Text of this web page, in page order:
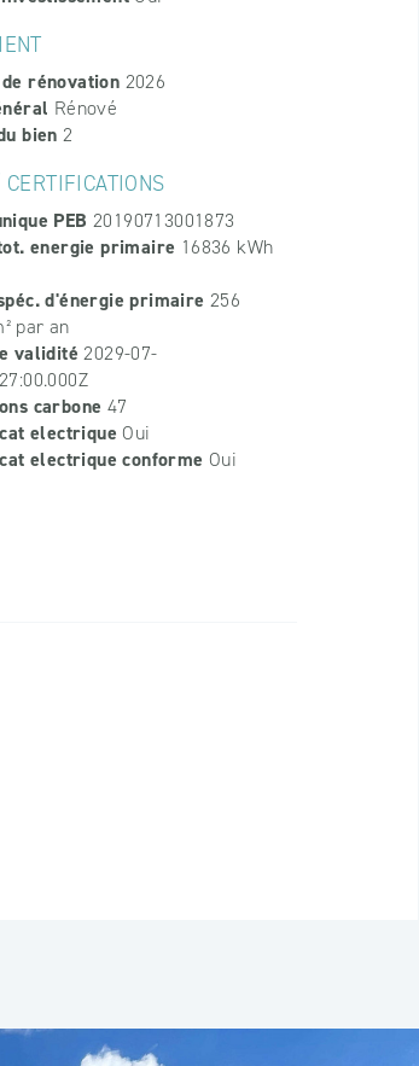
rénovation 2026
Rénové
bien 2
PEB 20190713001873
energie primaire 16836 kWh
d'énergie primaire 256
par an
validité 2029-07-
carbone 47
electrique Oui
electrique conforme Oui